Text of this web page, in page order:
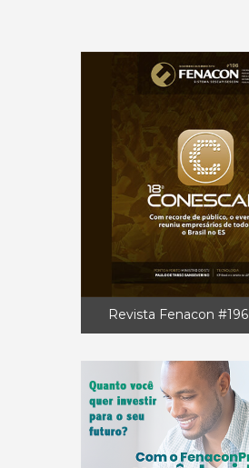
Revista Fenacon #196